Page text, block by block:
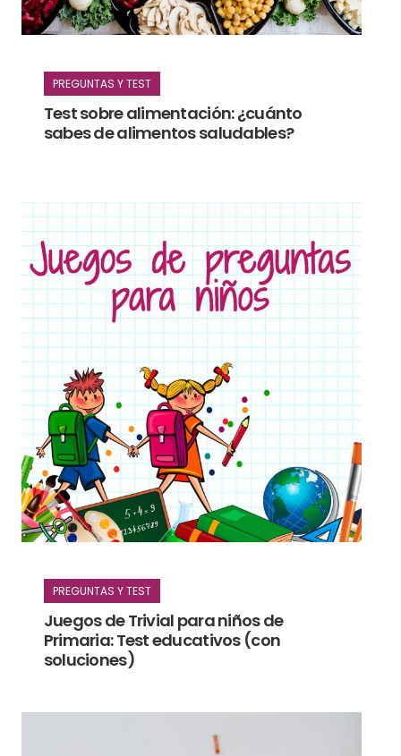
PREGUNTAS Y TEST
Test sobre alimentación: ¿cuánto
sabes de alimentos saludables?
PREGUNTAS Y TEST
Juegos de Trivial para niños de
Primaria: Test educativos (con
soluciones)